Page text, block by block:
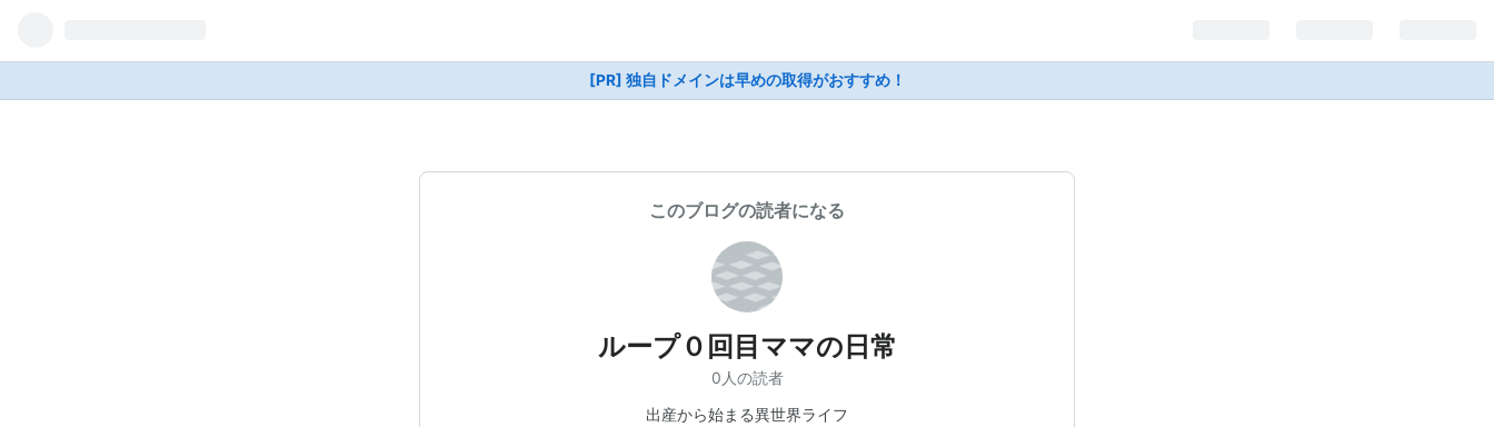
[PR] 独自ドメインは早めの取得がおすすめ！
このブログの読者になる
ループ０回目ママの日常
0人の読者
出産から始まる異世界ライフ